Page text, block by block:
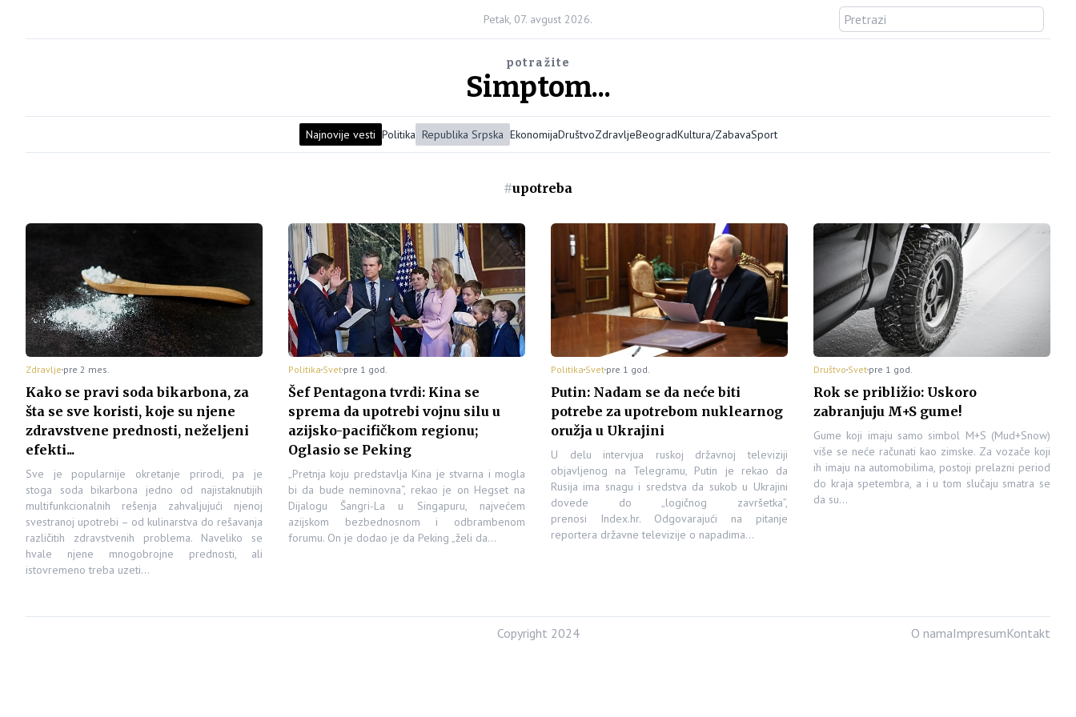
Petak, 07. avgust 2026.
potražite
Simptom...
Najnovije vesti Politika Republika Srpska EkonomijaDruštvoZdravljeBeogradKultura/ZabavaSport
#upotreba
Zdravlje pre 2 mes.
Kako se pravi soda bikarbona, za
šta se sve koristi, koje su njene
zdravstvene prednosti, neželjeni
efekti...
Sve je popularnije okretanje prirodi, pa je
stoga soda bikarbona jedno od najistaknutijih
multifunkcionalnih rešenja zahvaljujući njenoj
svestranoj upotrebi – od kulinarstva do rešavanja
različitih zdravstvenih problema. Naveliko se
hvale njene mnogobrojne prednosti, ali
istovremeno treba uzeti…
PolitikaSvetpre 1 god.
Šef Pentagona tvrdi: Kina se
sprema da upotrebi vojnu silu u
azijsko-pacifičkom regionu;
Oglasio se Peking
„Pretnja koju predstavlja Kina je stvarna i mogla
bi da bude neminovna“, rekao je on Hegset na
Dijalogu Šangri-La u Singapuru, najvećem
azijskom bezbednosnom i odbrambenom
forumu. On je dodao je da Peking „želi da…
PolitikaSvetpre 1 god.
Putin: Nadam se da neće biti
potrebe za upotrebom nuklearnog
oružja u Ukrajini
U delu intervjua ruskoj državnoj televiziji
objavljenog na Telegramu, Putin je rekao da
Rusija ima snagu i sredstva da sukob u Ukrajini
dovede do „logičnog završetka”,
prenosi Index.hr. Odgovarajući na pitanje
reportera državne televizije o napadima…
DruštvoSvetpre 1 god.
Rok se približio: Uskoro
zabranjuju M+S gume!
Gume koji imaju samo simbol M+S (Mud+Snow)
više se neće računati kao zimske. Za vozače koji
ih imaju na automobilima, postoji prelazni period
do kraja spetembra, a i u tom slučaju smatra se
da su…
Copyright 2024 O namaImpresumKontakt